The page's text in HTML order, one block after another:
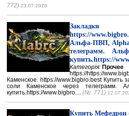
772) 23.07.2026
Закладки
https://
Альфа-ПВП, Alpha
телеграмм.
купить.https://
Категорія: Прочее
https://https://
Каменское. https://www.bigbro.best Купить
соли Каменское через телеграмм.
купить.https://www.bigbro.... (№: 771)
Купить